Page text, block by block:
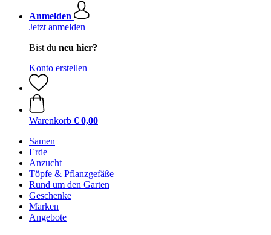
Anmelden
Jetzt anmelden
Bist du neu hier?
Konto erstellen
Warenkorb € 0,00
Samen
Erde
Anzucht
Töpfe & Pflanzgefäße
Rund um den Garten
Geschenke
Marken
Angebote